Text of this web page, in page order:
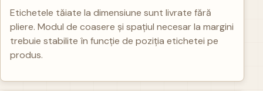
Etichetele tăiate la dimensiune sunt livrate fără
pliere. Modul de coasere și spațiul necesar la margini
trebuie stabilite în funcție de poziția etichetei pe
produs.